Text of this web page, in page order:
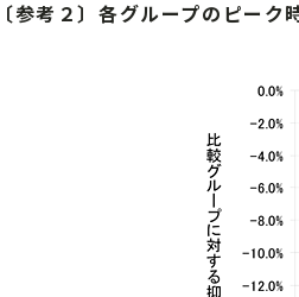
〔参考２〕各グループのピー